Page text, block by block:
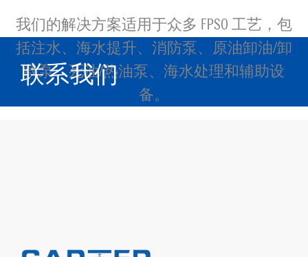
我们的解决方案适用于众多 FPSO 工艺，包
括注水、海水提升、消防泵、原油卸油/卸
载泵、死油/热油泵、海水处理和辅助设
备。
联系我们